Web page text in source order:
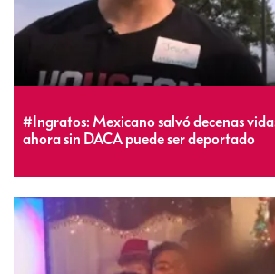
#Ingratos: Mexicano salvó decenas
ahora sin DACA puede ser deportado